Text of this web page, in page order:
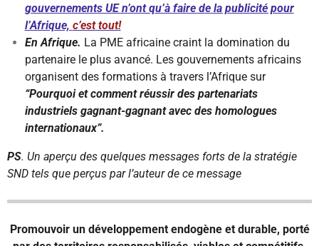
gouvernements UE n’ont qu’à faire de la publicité pour
l’Afrique, c’est tout!
En Afrique. La PME africaine craint la domination du
partenaire le plus avancé. Les gouvernements africains
organisent des formations à travers l’Afrique sur
“Pourquoi et comment réussir des partenariats
industriels gagnant-gagnant avec des homologues
internationaux”.
PS. Un aperçu des quelques messages forts de la stratégie
SND tels que perçus par l’auteur de ce message
Promouvoir un développement endogène et durable, porté